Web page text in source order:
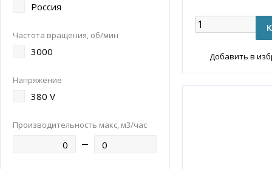
Россия
Частота вращения, об/мин
3000
Напряжение
380 V
Производительность макс, м3/час
Добавить в